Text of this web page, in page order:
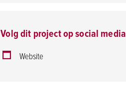
Volg dit project op social media
Website